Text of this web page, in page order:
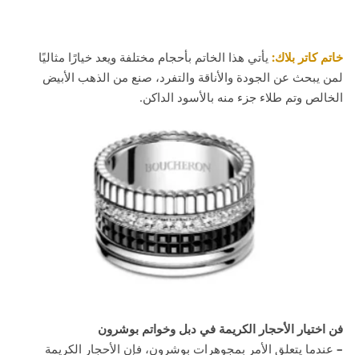
خاتم كاتر بلاك: يأتي هذا الخاتم بأحجام مختلفة ويعد خيارًا مثاليًا
لمن يبحث عن الجودة والأناقة والتفرد، صنع من الذهب الأبيض
الخالص وتم طلاء جزء منه بالأسود الداكن.
فن اختيار الأحجار الكريمة في دبل وخواتم بوشرون
– عندما يتعلق الأمر بمجوهرات بوشرون، فإن الأحجار الكريمة